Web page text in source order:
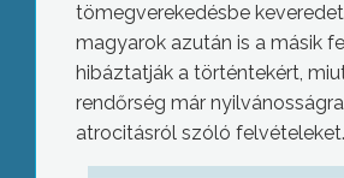
tömegverekedésbe
magyarok azután is a másik
hibáztatják a történtekért,
rendőrség már
atrocitásról szóló felvételeket.